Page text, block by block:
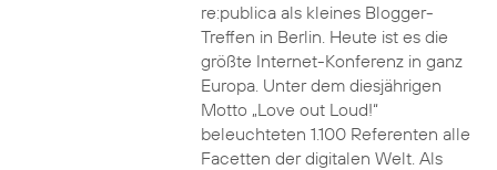
re:publica als kleines Blogger-
Treffen in Berlin. Heute ist es die
größte Internet-Konferenz in ganz
Europa. Unter dem diesjährigen
Motto „Love out Loud!“
beleuchteten 1.100 Referenten alle
Facetten der digitalen Welt. Als